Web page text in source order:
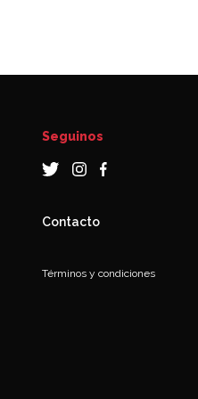
Seguinos
Contacto
Términos y condiciones